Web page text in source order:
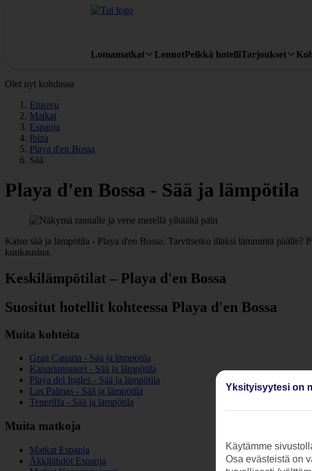
Lomamatkat LennotPelkkä hotelliTarjoukset
Olet nyt kohdassa
Etusivu
Matkat
Espanja
Ibiza
Playa d'en Bossa
Sää
Playa d'en Bossa - Sää ja lämpötila
Katso sää ja lämpötila - Playa d'en Bossa. Tarvitsetko illaksi lämmintä
kuukausina.
Keskilämpötilat – Playa d'en Bossa
Suositut hotellit kohteessa Playa d'en Bossa
Muita kohteita
Gran Canaria - Sää ja lämpötila
Kanariansaaret - Sää ja lämpötila
Playa del Ingles - Sää ja lämpötila
Las Palmas - Sää ja lämpötila
Teneriffa - Sää ja lämpötila
Muita matkoja
Matkat Espanja
Äkkilähdöt Espanja
Yksityisyytesi on
Käytämme
Osa evästeistä on